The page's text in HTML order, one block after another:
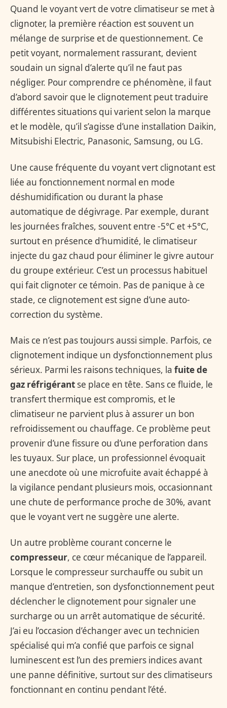
Quand le voyant vert de votre climatiseur se met à
clignoter, la première réaction est souvent un
mélange de surprise et de questionnement. Ce
petit voyant, normalement rassurant, devient
soudain un signal d’alerte qu’il ne faut pas
négliger. Pour comprendre ce phénomène, il faut
d’abord savoir que le clignotement peut traduire
différentes situations qui varient selon la marque
et le modèle, qu’il s’agisse d’une installation Daikin,
Mitsubishi Electric, Panasonic, Samsung, ou LG.
Une cause fréquente du voyant vert clignotant est
liée au fonctionnement normal en mode
déshumidification ou durant la phase
automatique de dégivrage. Par exemple, durant
les journées fraîches, souvent entre -5°C et +5°C,
surtout en présence d’humidité, le climatiseur
injecte du gaz chaud pour éliminer le givre autour
du groupe extérieur. C’est un processus habituel
qui fait clignoter ce témoin. Pas de panique à ce
stade, ce clignotement est signe d’une auto-
correction du système.
Mais ce n’est pas toujours aussi simple. Parfois, ce
clignotement indique un dysfonctionnement plus
sérieux. Parmi les raisons techniques, la fuite de
gaz réfrigérant se place en tête. Sans ce fluide, le
transfert thermique est compromis, et le
climatiseur ne parvient plus à assurer un bon
refroidissement ou chauffage. Ce problème peut
provenir d’une fissure ou d’une perforation dans
les tuyaux. Sur place, un professionnel évoquait
une anecdote où une microfuite avait échappé à
la vigilance pendant plusieurs mois, occasionnant
une chute de performance proche de 30%, avant
que le voyant vert ne suggère une alerte.
Un autre problème courant concerne le
compresseur, ce cœur mécanique de l’appareil.
Lorsque le compresseur surchauffe ou subit un
manque d’entretien, son dysfonctionnement peut
déclencher le clignotement pour signaler une
surcharge ou un arrêt automatique de sécurité.
J’ai eu l’occasion d’échanger avec un technicien
spécialisé qui m’a confié que parfois ce signal
luminescent est l’un des premiers indices avant
une panne définitive, surtout sur des climatiseurs
fonctionnant en continu pendant l’été.